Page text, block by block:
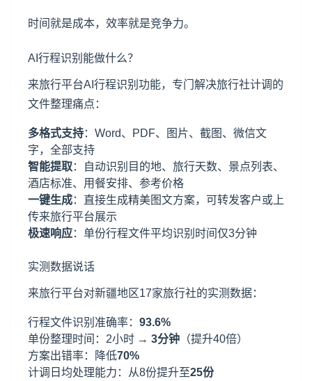
时间就是成本，效率就是竞争力。
AI行程识别能做什么？
来旅行平台AI行程识别功能，专门解决旅行社计调的
文件整理痛点：
多格式支持：Word、PDF、图片、截图、微信文
字，全部支持
智能提取：自动识别目的地、旅行天数、景点列表、
酒店标准、用餐安排、参考价格
一键生成：直接生成精美图文方案，可转发客户或上
传来旅行平台展示
极速响应：单份行程文件平均识别时间仅3分钟
实测数据说话
来旅行平台对新疆地区17家旅行社的实测数据：
行程文件识别准确率： 93.6%
单份整理时间：2小时 → 3分钟 （提升40倍）
方案出错率：降低70%
计调日均处理能力：从8份提升至25份